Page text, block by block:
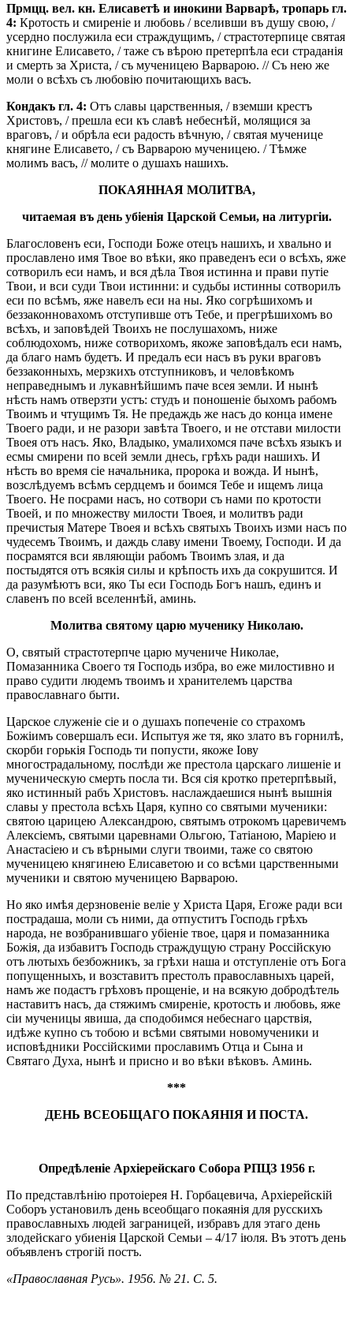
Прмцц. вел. кн. Елисаветѣ и инокини Варварѣ, тропарь гл.
4: Кротость и смиреніе и любовь / вселивши въ душу свою, /
усердно послужила еси страждущимъ, / страстотерпице святая
книгине Елисавето, / таже съ вѣрою претерпѣла еси страданія
и смерть за Христа, / съ мученицею Варварою. // Съ нею же
моли о всѣхъ съ любовію почитающихъ васъ.
Кондакъ гл. 4: Отъ славы царственныя, / вземши крестъ
Христовъ, / прешла еси къ славѣ небеснѣй, молящися за
враговъ, / и обрѣла еси радость вѣчную, / святая мученице
княгине Елисавето, / съ Варварою мученицею. / Тѣмже
молимъ васъ, // молите о душахъ нашихъ.
ПОКАЯННАЯ МОЛИТВА,
читаемая въ день убіенія Царской Семьи, на литургіи.
Благословенъ еси, Господи Боже отецъ нашихъ, и хвально и
прославлено имя Твое во вѣки, яко праведенъ еси о всѣхъ, яже
сотворилъ еси намъ, и вся дѣла Твоя истинна и прави путіе
Твои, и вси суди Твои истинни: и судьбы истинны сотворилъ
еси по всѣмъ, яже навелъ еси на ны. Яко согрѣшихомъ и
беззаконновахомъ отступивше отъ Тебе, и прегрѣшихомъ во
всѣхъ, и заповѣдей Твоихъ не послушахомъ, ниже
соблюдохомъ, ниже сотворихомъ, якоже заповѣдалъ еси намъ,
да благо намъ будетъ. И предалъ еси насъ въ руки враговъ
беззаконныхъ, мерзкихъ отступниковъ, и человѣкомъ
неправеднымъ и лукавнѣйшимъ паче всея земли. И нынѣ
нѣсть намъ отверзти устъ: студъ и поношеніе быхомъ рабомъ
Твоимъ и чтущимъ Тя. Не предаждь же насъ до конца имене
Твоего ради, и не разори завѣта Твоего, и не отстави милости
Твоея отъ насъ. Яко, Владыко, умалихомся паче всѣхъ языкъ и
есмы смирени по всей земли днесь, грѣхъ ради нашихъ. И
нѣсть во время сіе начальника, пророка и вожда. И нынѣ,
возслѣдуемъ всѣмъ сердцемъ и боимся Тебе и ищемъ лица
Твоего. Не посрами насъ, но сотвори съ нами по кротости
Твоей, и по множеству милости Твоея, и молитвъ ради
пречистыя Матере Твоея и всѣхъ святыхъ Твоихъ изми насъ по
чудесемъ Твоимъ, и даждь славу имени Твоему, Господи. И да
посрамятся вси являющіи рабомъ Твоимъ злая, и да
постыдятся отъ всякія силы и крѣпость ихъ да сокрушится. И
да разумѣютъ вси, яко Ты еси Господь Богъ нашъ, единъ и
славенъ по всей вселеннѣй, аминь.
Молитва святому царю мученику Николаю.
О, святый страстотерпче царю мучениче Николае,
Помазанника Своего тя Господь избра, во еже милостивно и
право судити людемъ твоимъ и хранителемъ царства
православнаго быти.
Царское служеніе сіе и о душахъ попеченіе со страхомъ
Божіимъ совершалъ еси. Испытуя же тя, яко злато въ горнилѣ,
скорби горькія Господь ти попусти, якоже Іову
многострадальному, послѣди же престола царскаго лишеніе и
мученическую смерть посла ти. Вся сія кротко претерпѣвый,
яко истинный рабъ Христовъ. наслаждаешися нынѣ вышнія
славы у престола всѣхъ Царя, купно со святыми мученики:
святою царицею Александрою, святымъ отрокомъ царевичемъ
Алексіемъ, святыми царевнами Ольгою, Татіаною, Маріею и
Анастасіею и съ вѣрными слуги твоими, таже со святою
мученицею княгинею Елисаветою и со всѣми царственными
мученики и святою мученицею Варварою.
Но яко имѣя дерзновеніе веліе у Христа Царя, Егоже ради вси
пострадаша, моли съ ними, да отпуститъ Господь грѣхъ
народа, не возбранившаго убіеніе твое, царя и помазанника
Божія, да избавитъ Господь страждущую страну Россійскую
отъ лютыхъ безбожникъ, за грѣхи наша и отступленіе отъ Бога
попущенныхъ, и возставитъ престолъ православныхъ царей,
намъ же подастъ грѣховъ прощеніе, и на всякую добродѣтель
наставитъ насъ, да стяжимъ смиреніе, кротость и любовь, яже
сіи мученицы явиша, да сподобимся небеснаго царствія,
идѣже купно съ тобою и всѣми святыми новомученики и
исповѣдники Россійскими прославимъ Отца и Сына и
Святаго Духа, нынѣ и присно и во вѣки вѣковъ. Аминь.
***
ДЕНЬ ВСЕОБЩАГО ПОКАЯНІЯ И ПОСТА.
Опредѣленіе Архіерейскаго Собора РПЦЗ 1956 г.
По представлѣнію протоіерея Н. Горбацевича, Архіерейскій
Соборъ установилъ день всеобщаго покаянія для русскихъ
православныхъ людей заграницей, избравъ для этаго день
злодейскаго убиенія Царской Семьи – 4/17 іюля. Въ этотъ день
объявленъ строгій постъ.
«Православная Русь». 1956. № 21. С. 5.